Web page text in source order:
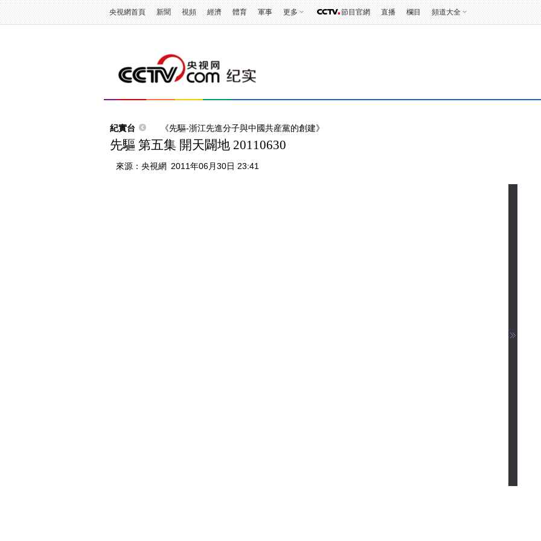
央視網首頁 新聞 視頻 經濟 體育 軍事 更多 節目官網 直播 欄目 頻道大全
紀實台 《先驅-浙江先進分子與中國共産黨的創建》
先驅 第五集 開天闢地 20110630
來源： 央視網 2011年06月30日 23:41